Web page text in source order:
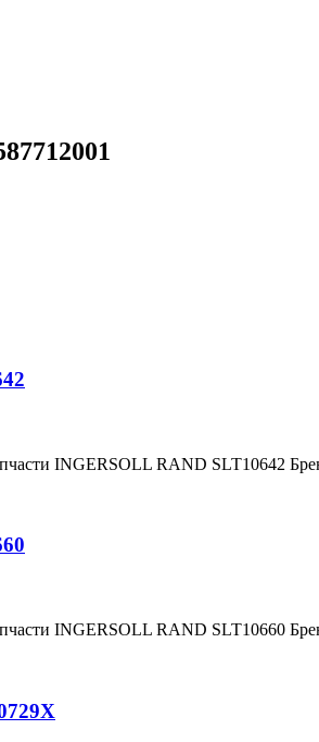
INGERSOLL RAND SLT10642
INGERSOLL RAND SLT10660